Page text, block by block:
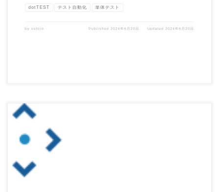
dotTEST テスト自動化 単体テスト
by oshiro Published2024年6月20日 Updated2024年6月20日
Parasoft dotTEST 2023.2 がリリースされました。 Parasoft dotTE […]